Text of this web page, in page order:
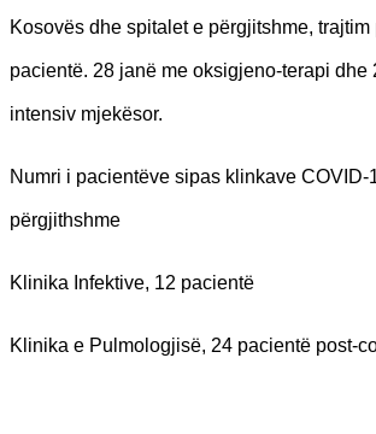
Kosovës dhe spitalet e përgjitshme, trajtim
pacientë. 28 janë me oksigjeno-terapi dhe
intensiv mjekësor.
Numri i pacientëve sipas klinkave COVID-
përgjithshme
Klinika Infektive, 12 pacientë
Klinika e Pulmologjisë, 24 pacientë post-